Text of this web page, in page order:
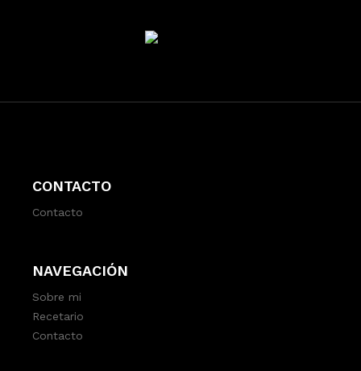
CONTACTO
Contacto
NAVEGACIÓN
Sobre mi
Recetario
Contacto